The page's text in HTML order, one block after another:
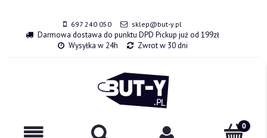
697 240 050 sklep@but-y.pl
Darmowa dostawa do punktu DPD Pickup już od 199zł
Wysyłka w 24h
Zwrot w 30 dni